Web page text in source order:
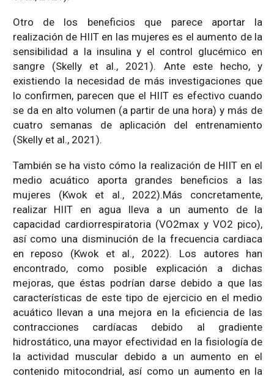
Otro de los beneficios que parece aportar la
realización de HIIT en las mujeres es el aumento de la
sensibilidad a la insulina y el control glucémico en
sangre (Skelly et al., 2021). Ante este hecho, y
existiendo la necesidad de más investigaciones que
lo confirmen, parecen que el HIIT es efectivo cuando
se da en alto volumen (a partir de una hora) y más de
cuatro semanas de aplicación del entrenamiento
(Skelly et al., 2021).
También se ha visto cómo la realización de HIIT en el
medio acuático aporta grandes beneficios a las
mujeres (Kwok et al., 2022).Más concretamente,
realizar HIIT en agua lleva a un aumento de la
capacidad cardiorrespiratoria (VO2max y VO2 pico),
así como una disminución de la frecuencia cardiaca
en reposo (Kwok et al., 2022). Los autores han
encontrado, como posible explicación a dichas
mejoras, que éstas podrían darse debido a que las
características de este tipo de ejercicio en el medio
acuático llevan a una mejora en la eficiencia de las
contracciones cardíacas debido al gradiente
hidrostático, una mayor efectividad en la fisiología de
la actividad muscular debido a un aumento en el
contenido mitocondrial, así como un aumento en la